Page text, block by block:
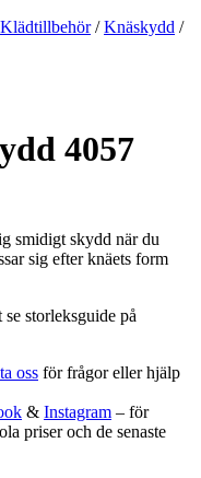
Klädtillbehör/Knäskydd /
4057
smidigt skydd när du
sig efter knäets form
se storleksguide på
oss för frågor eller hjälp
& Instagram – för
priser och de senaste